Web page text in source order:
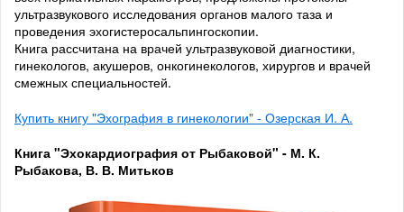
ультразвукового исследования органов малого таза и
проведения эхогистеросальпингоскопии.
Книга рассчитана на врачей ультразвуковой диагностики,
гинекологов, акушеров, онкогинекологов, хирургов и врачей
смежных специальностей.
Купить книгу "Эхография в гинекологии" - Озерская И. А.
Книга "Эхокардиография от Рыбаковой" - М. К.
Рыбакова, В. В. Митьков